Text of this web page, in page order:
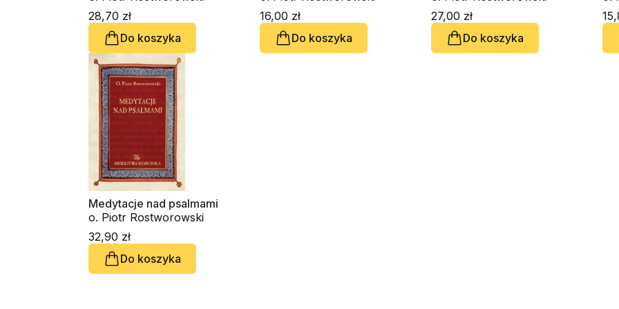
28,70 zł
Do koszyka
16,00 zł
Do koszyka
27,00 zł
Do koszyka
Medytacje nad psalmami
o. Piotr Rostworowski
32,90 zł
Do koszyka